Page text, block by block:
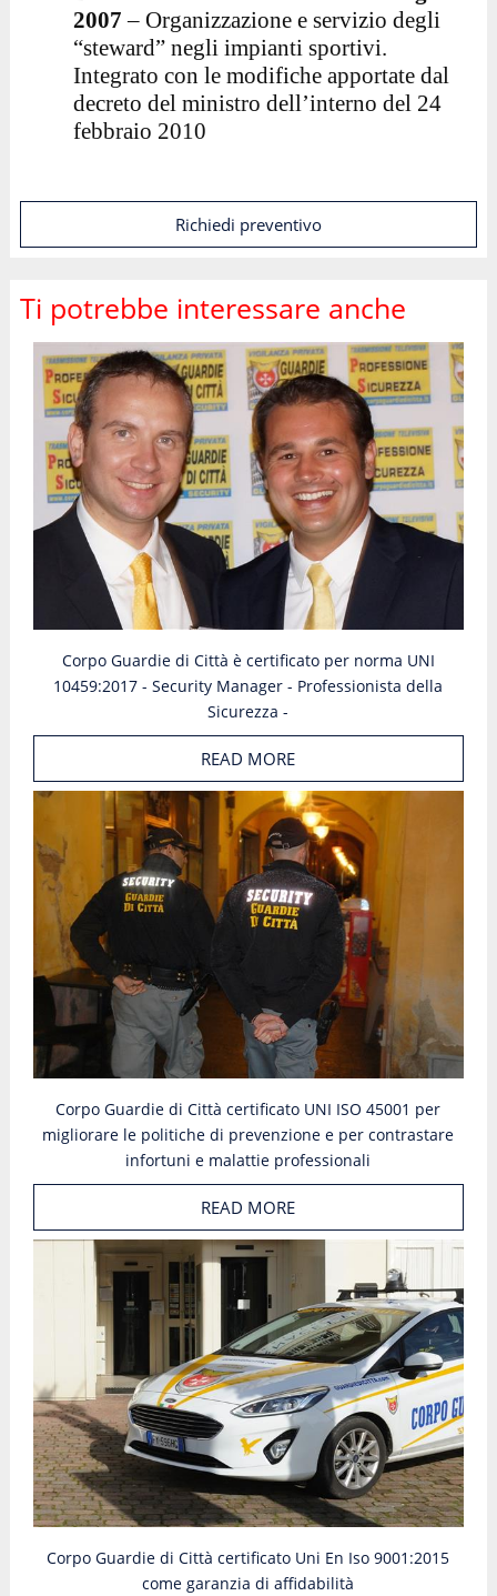
2007 – Organizzazione e servizio degli
“steward” negli impianti sportivi.
Integrato con le modifiche apportate dal
decreto del ministro dell’interno del 24
febbraio 2010
Richiedi preventivo
Ti potrebbe interessare anche
Corpo Guardie di Città è certificato per norma UNI
10459:2017 - Security Manager - Professionista della
Sicurezza -
READ MORE
Corpo Guardie di Città certificato UNI ISO 45001 per
migliorare le politiche di prevenzione e per contrastare
infortuni e malattie professionali
READ MORE
Corpo Guardie di Città certificato Uni En Iso 9001:2015
come garanzia di affidabilità